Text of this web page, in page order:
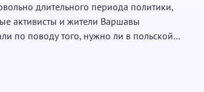
длительного периода политики,
активисты и жители Варшавы
по поводу того, нужно ли в польской…